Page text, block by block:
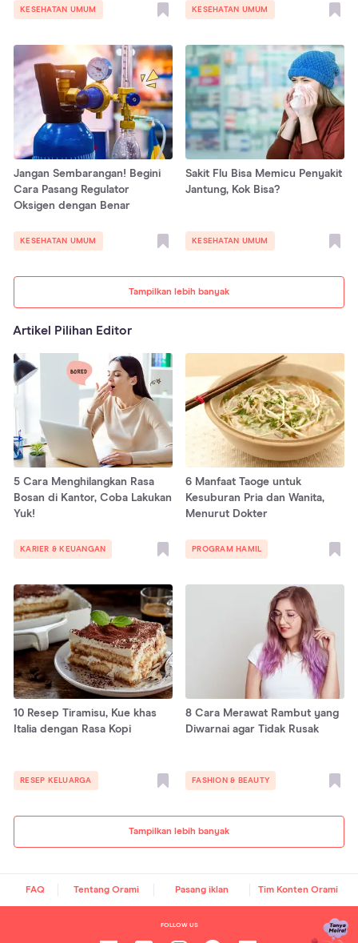
Tampilkan lebih banyak
KESEHATAN UMUM KESEHATAN UMUM
Jangan Sembarangan! Begini
Cara Pasang Regulator
Oksigen dengan Benar
KESEHATAN UMUM
Sakit Flu Bisa Memicu Penyakit
Jantung, Kok Bisa?
KESEHATAN UMUM
Artikel Pilihan Editor
Tampilkan lebih banyak
5 Cara Menghilangkan Rasa
Bosan di Kantor, Coba Lakukan
Yuk!
KARIER & KEUANGAN
6 Manfaat Taoge untuk
Kesuburan Pria dan Wanita,
Menurut Dokter
PROGRAM HAMIL
10 Resep Tiramisu, Kue khas
Italia dengan Rasa Kopi
RESEP KELUARGA
8 Cara Merawat Rambut yang
Diwarnai agar Tidak Rusak
FASHION & BEAUTY
FAQ Tentang Orami Pasang iklan Tim Konten Orami
FOLLOW US